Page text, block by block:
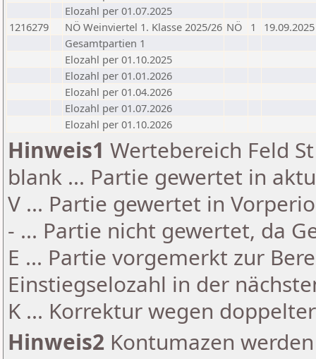
Elozahl per 01.07.2025
1216279
NÖ Weinviertel 1. Klasse 2025/26 NÖ 1
19.09.2025
Gesamtpartien 1
Elozahl per 01.10.2025
Elozahl per 01.01.2026
Elozahl per 01.04.2026
Elozahl per 01.07.2026
Elozahl per 01.10.2026
Hinweis1 Wertebereich Feld
blank ... Partie gewertet in
V ... Partie gewertet in
- ... Partie nicht gewertet, da
E ... Partie vorgemerkt zur
Einstiegselozahl in der
K ... Korrektur wegen
Hinweis2 Kontumazen